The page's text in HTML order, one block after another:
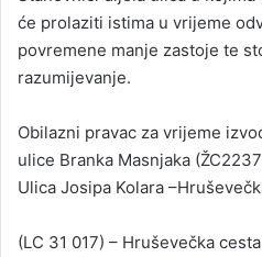
će prolaziti istima u vrijeme
povremene manje zastoje te
razumijevanje.
Obilazni pravac za vrijeme
ulice Branka Masnjaka
Ulica Josipa Kolara
(LC 31 017) – Hruševečka